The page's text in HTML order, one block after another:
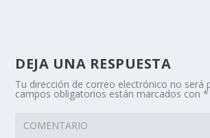
DEJA UNA RESPUESTA
Tu dirección de correo electrónico no será
campos obligatorios están marcados con*